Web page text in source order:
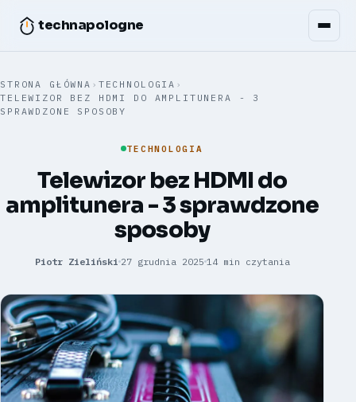
technapologne
STRONA GŁÓWNA › TECHNOLOGIA ›
TELEWIZOR BEZ HDMI DO AMPLITUNERA - 3
SPRAWDZONE SPOSOBY
TECHNOLOGIA
Telewizor bez HDMI do
amplitunera - 3 sprawdzone
sposoby
Piotr Zieliński 27 grudnia 2025 14 min czytania